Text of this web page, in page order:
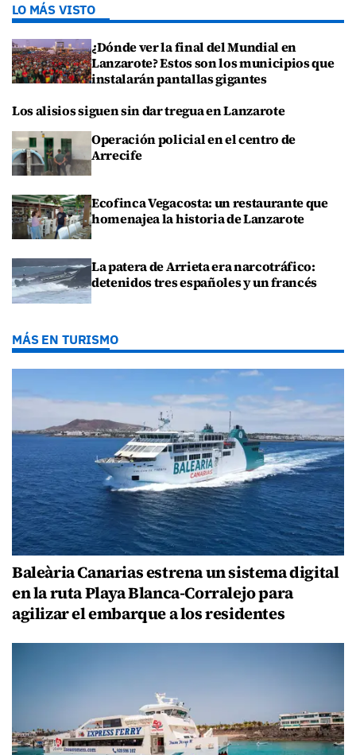
LO MÁS VISTO
¿Dónde ver la final del Mundial en
Lanzarote? Estos son los municipios que
instalarán pantallas gigantes
Los alisios siguen sin dar tregua en Lanzarote
Operación policial en el centro de
Arrecife
Ecofinca Vegacosta: un restaurante que
homenajea la historia de Lanzarote
La patera de Arrieta era narcotráfico:
detenidos tres españoles y un francés
MÁS EN TURISMO
Baleària Canarias estrena un sistema digital
en la ruta Playa Blanca-Corralejo para
agilizar el embarque a los residentes